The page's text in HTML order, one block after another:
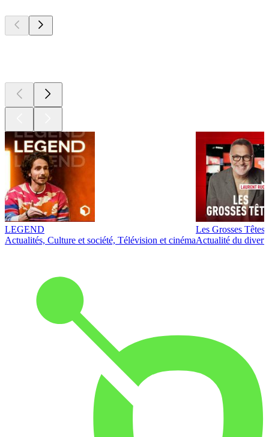
LEGEND
Actualités, Culture et société, Télévision et cinéma
Les Grosses Têtes
Actualité du